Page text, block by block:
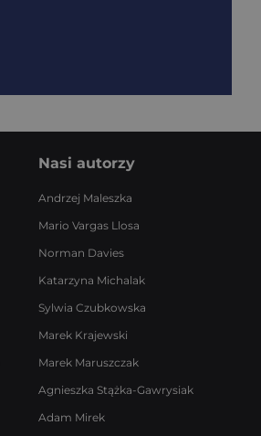
Nasi autorzy
Andrzej Maleszka
Mario Vargas Llosa
Norman Davies
Katarzyna Michalak
Sylwia Czubkowska
Marek Krajewski
Marek Maruszczak
Agnieszka Stążka-Gawrysiak
Adam Mirek